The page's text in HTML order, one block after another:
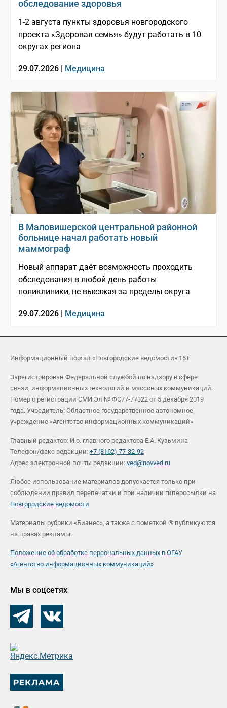
обследование здоровья
1-2 августа пункты здоровья новгородского
проекта «Здоровая семья» будут работать в 10
округах региона
29.07.2026 | Медицина
В Маловишерской центральной районной
больнице начал работать новый
маммограф
Новый аппарат даёт возможность проходить
обследования в любой день работы
поликлиники, не выезжая за пределы округа
29.07.2026 | Медицина
Информационный портал «Новгородские ведомости» 16+
Зарегистрирован Федеральной службой по надзору в сфере
связи, информационных технологий и массовых коммуникаций.
Номер о регистрации СМИ Эл № ФС77-77322 от 5 декабря 2019
года. Учредитель: Областное государственное автономное
учреждение «Агентство информационных коммуникаций»
Главный редактор: И.о. главного редактора Е.А. Кузьмина
Телефон/факс редакции: +7 (8162) 77-32-92
Адрес электронной почты редакции: ved@novved.ru
Любое использование материалов допускается только при
соблюдении правил перепечатки и при наличии гиперссылки на
Новгородские ведомости
Материалы рубрики «Бизнес», а также с пометкой ® публикуются
на правах рекламы.
Положение об обработке персональных данных в ОГАУ
«Агентство информационных коммуникаций»
Мы в соцсетях